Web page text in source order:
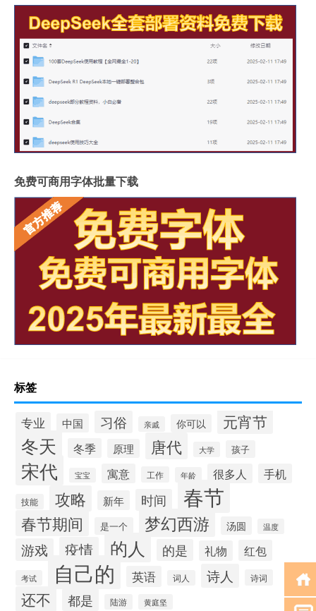
免费可商用字体批量下载
标签
专业 中国 习俗 亲戚 你可以 元宵节
冬天 冬季 原理 唐代 大学 孩子
宋代 宝宝 寓意 工作 年龄 很多人 手机
技能 攻略 新年 时间 春节
春节期间 是一个 梦幻西游 汤圆 温度
游戏 疫情 的人 的是 礼物 红包
考试 自己的 英语 词人 诗人 诗词
还不 都是 陆游 黄庭坚